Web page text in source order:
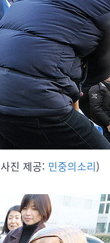
진 제공: 민중의소리)